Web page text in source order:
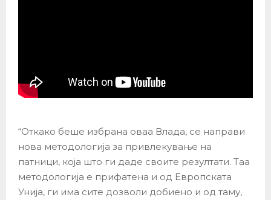
“Откако беше избрана оваа Влада, се направи
нова методологија за привлекување на
патници, која што ги даде своите резултати. Таа
методологија е прифатена и од Европската
Унија, ги има сите дозволи добиено и од таму,